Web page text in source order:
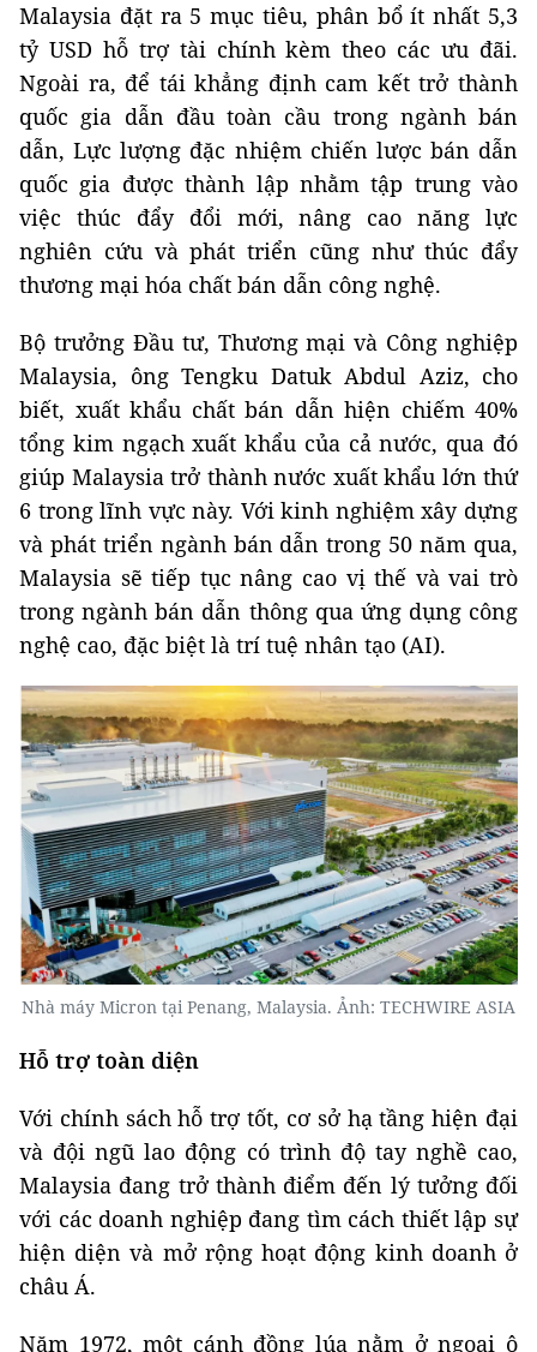
Malaysia đặt ra 5 mục tiêu, phân bổ ít nhất 5,3
tỷ USD hỗ trợ tài chính kèm theo các ưu đãi.
Ngoài ra, để tái khẳng định cam kết trở thành
quốc gia dẫn đầu toàn cầu trong ngành bán
dẫn, Lực lượng đặc nhiệm chiến lược bán dẫn
quốc gia được thành lập nhằm tập trung vào
việc thúc đẩy đổi mới, nâng cao năng lực
nghiên cứu và phát triển cũng như thúc đẩy
thương mại hóa chất bán dẫn công nghệ.
Bộ trưởng Đầu tư, Thương mại và Công nghiệp
Malaysia, ông Tengku Datuk Abdul Aziz, cho
biết, xuất khẩu chất bán dẫn hiện chiếm 40%
tổng kim ngạch xuất khẩu của cả nước, qua đó
giúp Malaysia trở thành nước xuất khẩu lớn thứ
6 trong lĩnh vực này. Với kinh nghiệm xây dựng
và phát triển ngành bán dẫn trong 50 năm qua,
Malaysia sẽ tiếp tục nâng cao vị thế và vai trò
trong ngành bán dẫn thông qua ứng dụng công
nghệ cao, đặc biệt là trí tuệ nhân tạo (AI).
Nhà máy Micron tại Penang, Malaysia. Ảnh: TECHWIRE ASIA
Hỗ trợ toàn diện
Với chính sách hỗ trợ tốt, cơ sở hạ tầng hiện đại
và đội ngũ lao động có trình độ tay nghề cao,
Malaysia đang trở thành điểm đến lý tưởng đối
với các doanh nghiệp đang tìm cách thiết lập sự
hiện diện và mở rộng hoạt động kinh doanh ở
châu Á.
Năm 1972, một cánh đồng lúa nằm ở ngoại ô